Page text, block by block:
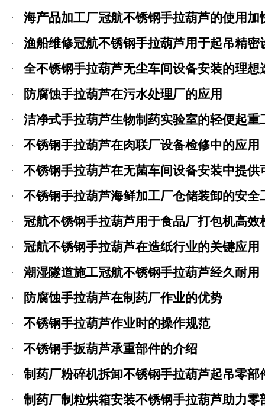
海产品加工厂冠航不锈钢手拉葫芦的使用加
渔船维修冠航不锈钢手拉葫芦用于起吊精密
全不锈钢手拉葫芦无尘车间设备安装的理想
防腐蚀手拉葫芦在污水处理厂的应用
洁净式手拉葫芦生物制药实验室的轻便起重
不锈钢手拉葫芦在肉联厂设备检修中的应用
不锈钢手拉葫芦在无菌车间设备安装中提供
不锈钢手拉葫芦海鲜加工厂仓储装卸的安全
冠航不锈钢手拉葫芦用于食品厂打包机高效
冠航不锈钢手拉葫芦在造纸行业的关键应用
潮湿隧道施工冠航不锈钢手拉葫芦经久耐用
防腐蚀手拉葫芦在制药厂作业的优势
不锈钢手拉葫芦作业时的操作规范
不锈钢手扳葫芦承重部件的介绍
制药厂粉碎机拆卸不锈钢手拉葫芦起吊零部
制药厂制粒烘箱安装不锈钢手拉葫芦助力零